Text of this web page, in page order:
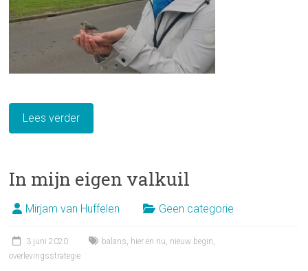
Lees verder
In mijn eigen valkuil
Mirjam van Huffelen Geen categorie
3 juni 2020 balans hier en nu nieuw begin
overlevingsstrategie